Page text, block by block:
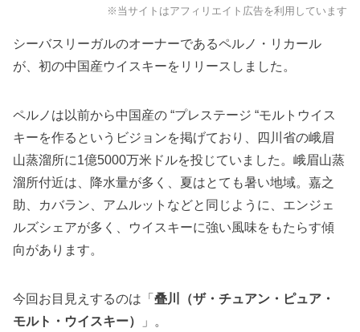
※当サイトはアフィリエイト広告を利用しています
シーバスリーガルのオーナーであるペルノ・リカール
が、初の中国産ウイスキーをリリースしました。
ペルノは以前から中国産の “プレステージ “モルトウイス
キーを作るというビジョンを掲げており、四川省の峨眉
山蒸溜所に1億5000万米ドルを投じていました。峨眉山蒸
溜所付近は、降水量が多く、夏はとても暑い地域。嘉之
助、カバラン、アムルットなどと同じように、エンジェ
ルズシェアが多く、ウイスキーに強い風味をもたらす傾
向があります。
今回お目見えするのは「叠川（ザ・チュアン・ピュア・
モルト・ウイスキー）
」。